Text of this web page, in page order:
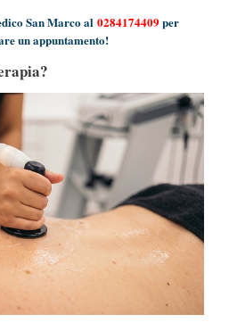
San Marco al 0284174409per
un appuntamento!